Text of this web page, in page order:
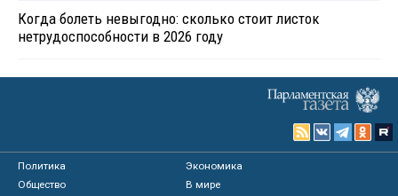
Когда болеть невыгодно: сколько стоит листок
нетрудоспособности в 2026 году
Политика
Экономика
Общество
В мире